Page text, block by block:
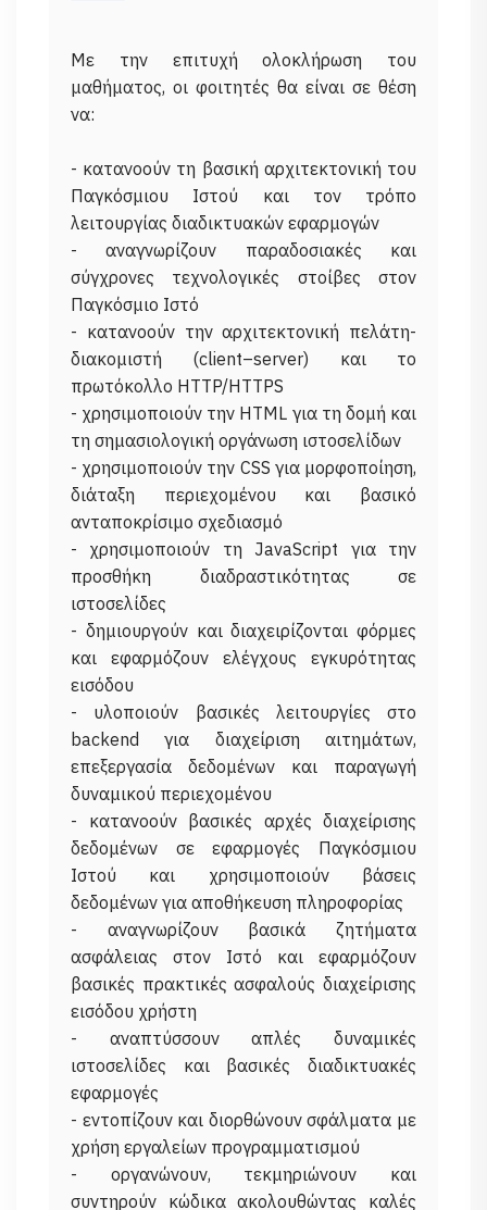
Με την επιτυχή ολοκλήρωση του
μαθήματος, οι φοιτητές θα είναι σε θέση
να:
- κατανοούν τη βασική αρχιτεκτονική του
Παγκόσμιου Ιστού και τον τρόπο
λειτουργίας διαδικτυακών εφαρμογών
- αναγνωρίζουν παραδοσιακές και
σύγχρονες τεχνολογικές στοίβες στον
Παγκόσμιο Ιστό
- κατανοούν την αρχιτεκτονική πελάτη-
διακομιστή (client–server) και το
πρωτόκολλο HTTP/HTTPS
- χρησιμοποιούν την HTML για τη δομή και
τη σημασιολογική οργάνωση ιστοσελίδων
- χρησιμοποιούν την CSS για μορφοποίηση,
διάταξη περιεχομένου και βασικό
ανταποκρίσιμο σχεδιασμό
- χρησιμοποιούν τη JavaScript για την
προσθήκη διαδραστικότητας σε
ιστοσελίδες
- δημιουργούν και διαχειρίζονται φόρμες
και εφαρμόζουν ελέγχους εγκυρότητας
εισόδου
- υλοποιούν βασικές λειτουργίες στο
backend για διαχείριση αιτημάτων,
επεξεργασία δεδομένων και παραγωγή
δυναμικού περιεχομένου
- κατανοούν βασικές αρχές διαχείρισης
δεδομένων σε εφαρμογές Παγκόσμιου
Ιστού και χρησιμοποιούν βάσεις
δεδομένων για αποθήκευση πληροφορίας
- αναγνωρίζουν βασικά ζητήματα
ασφάλειας στον Ιστό και εφαρμόζουν
βασικές πρακτικές ασφαλούς διαχείρισης
εισόδου χρήστη
- αναπτύσσουν απλές δυναμικές
ιστοσελίδες και βασικές διαδικτυακές
εφαρμογές
- εντοπίζουν και διορθώνουν σφάλματα με
χρήση εργαλείων προγραμματισμού
- οργανώνουν, τεκμηριώνουν και
συντηρούν κώδικα ακολουθώντας καλές